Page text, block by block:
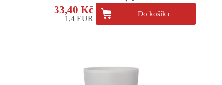
33,40 Kč
1,4 EUR
Do košíku